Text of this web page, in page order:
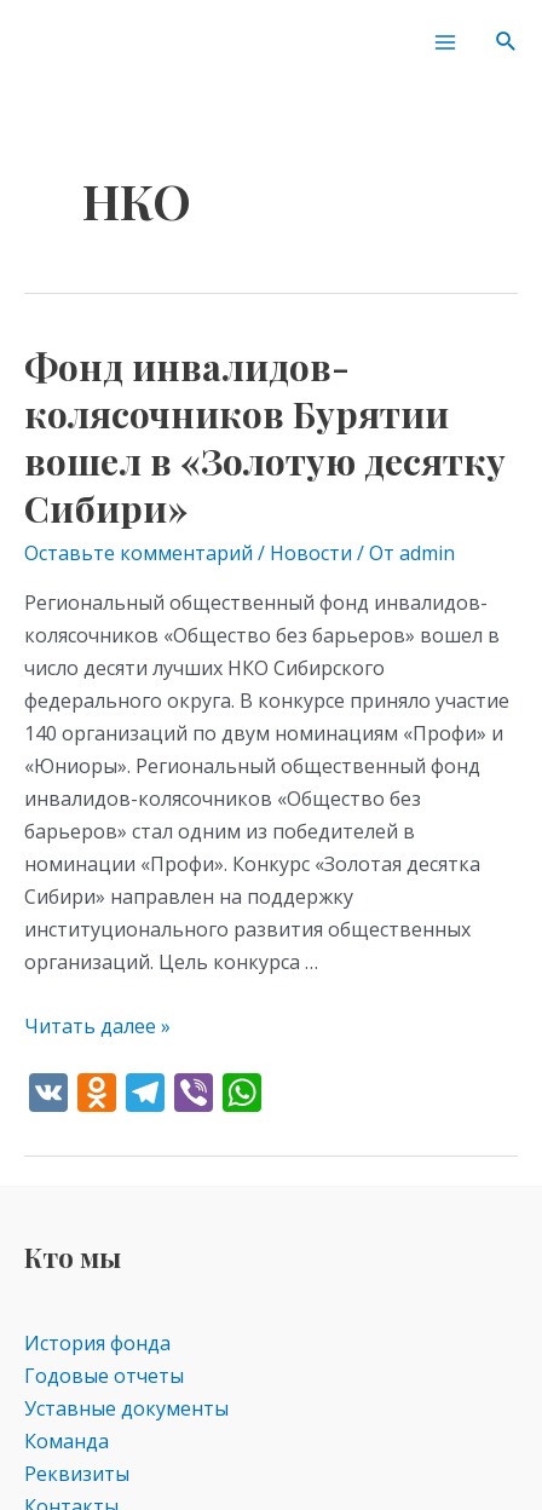
Main
НКО
Фонд инвалидов-
колясочников Бурятии
вошел в «Золотую десятку
Сибири»
Оставьте комментарий / Новости / От admin
Региональный общественный фонд инвалидов-
колясочников «Общество без барьеров» вошел в
число десяти лучших НКО Сибирского
федерального округа. В конкурсе приняло участие
140 организаций по двум номинациям «Профи» и
«Юниоры». Региональный общественный фонд
инвалидов-колясочников «Общество без
барьеров» стал одним из победителей в
номинации «Профи». Конкурс «Золотая десятка
Сибири» направлен на поддержку
институционального развития общественных
организаций. Цель конкурса …
Фонд
инвалидов-
колясочников
Бурятии
в
«Золотую
Сибири»
Читать далее »
V O
n
kl
as
s
ni
ki
T
e
Vi
er at
Кто мы
История фонда
Годовые отчеты
Уставные документы
Команда
Реквизиты